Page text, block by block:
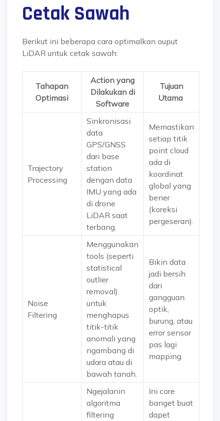
Cetak Sawah
Berikut ini beberapa cara optimalkan ouput
LiDAR untuk cetak sawah:
Tahapan
Optimasi
Action yang
Dilakukan di
Software
Tujuan
Utama
Trajectory
Processing
Sinkronisasi
data
GPS/GNSS
dari base
station
dengan data
IMU yang ada
di drone
LiDAR saat
terbang.
Memastikan
setiap titik
point cloud
ada di
koordinat
global yang
bener
(koreksi
pergeseran).
Noise
Filtering
Menggunakan
tools (seperti
statistical
outlier
removal)
untuk
menghapus
titik-titik
anomali yang
ngambang di
udara atau di
bawah tanah.
Bikin data
jadi bersih
dari
gangguan
optik,
burung, atau
error sensor
pas lagi
mapping.
Ngejalanin
algoritma
filtering
Ini core
banget buat
dapet